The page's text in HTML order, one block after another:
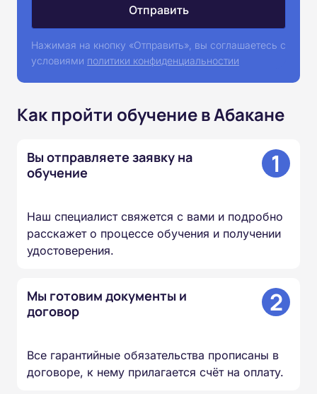
Нажимая на кнопку «Отправить», вы соглашаетесь с
условиями политики конфиденциальностии
Как пройти обучение в Абакане
Вы отправляете заявку на
обучение
1
Наш специалист свяжется с вами и подробно
расскажет о процессе обучения и получении
удостоверения.
Мы готовим документы и
договор
2
Все гарантийные обязательства прописаны в
договоре, к нему прилагается счёт на оплату.